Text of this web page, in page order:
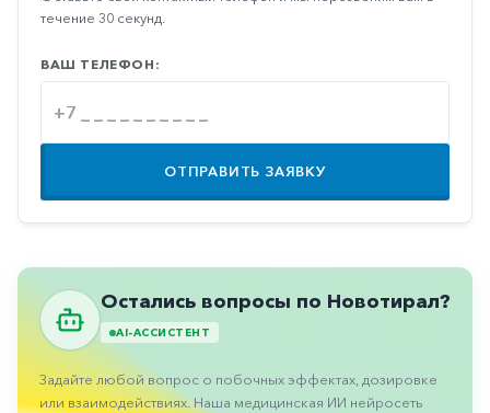
Противовирусные
Противогрибковые
Противоопухолевые
Противоподагрические
Противорвотные
Пульмонология
Сердечные
Сосудистые
течение 30 секунд.
ВАШ ТЕЛЕФОН:
ОТПРАВИТЬ ЗАЯВКУ
Остались вопросы по Новотирал?
AI-АССИСТЕНТ
Задайте любой вопрос о побочных эффектах, дозировке
или взаимодействиях. Наша медицинская ИИ нейросеть